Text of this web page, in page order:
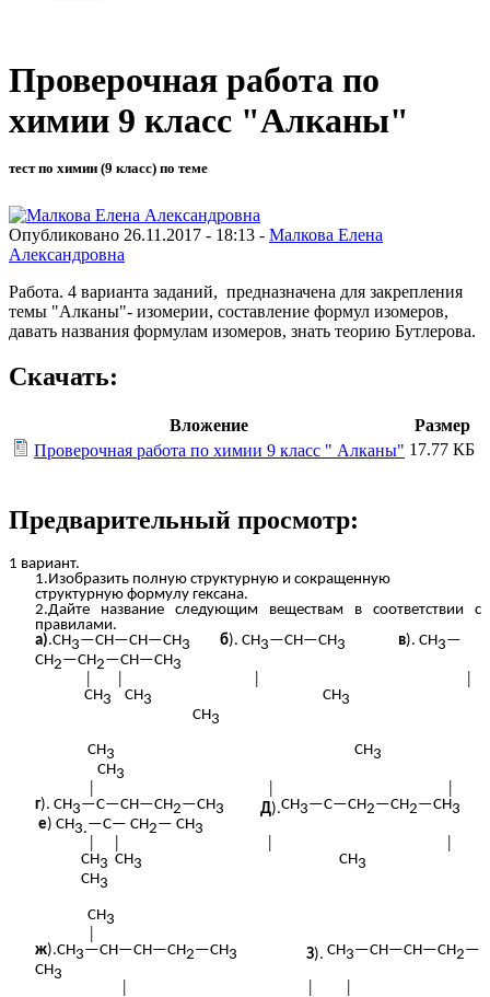
Проверочная работа по
химии 9 класс "Алканы"
тест по химии (9 класс) по теме
Опубликовано 26.11.2017 - 18:13 - Малкова Елена
Александровна
Работа. 4 варианта заданий, предназначена для закрепления
темы "Алканы"- изомерии, составление формул изомеров,
давать названия формулам изомеров, знать теорию Бутлерова.
Скачать:
Вложение
Размер
Проверочная работа по химии 9 класс " Алканы" 17.77 КБ
Предварительный просмотр:
1 вариант.
1.Изобразить полную структурную и сокращенную
структурную формулу гексана.
2.Дайте название следующим веществам в соответствии с
правилами.
а).CH3—CH—CH—CH3 б). CH3—CH—CH3 в). CH3—
CH2—CH2—CH—CH3
CH 3 CH 3 CH 3
CH 3
CH3 CH3
CH3
г). CH3—C—CH—CH2—CH3 Д).CH3—C—CH2—CH2—CH3
е) CH3.—C— CH2— СH3
CH3 CH3 CH3
CH3
CH3
ж).CH3—CH—CH—CH2—CH3 З). CH3—CH—CH—CH2—
CH3